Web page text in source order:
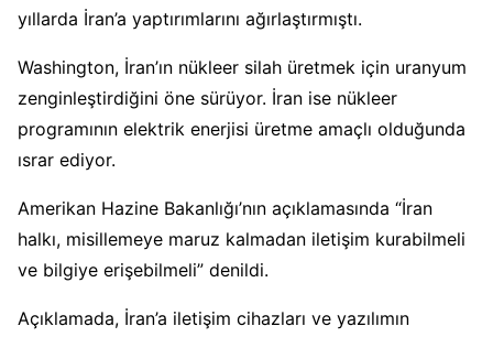
yıllarda İran’a yaptırımlarını ağırlaştırmıştı.
Washington, İran’ın nükleer silah üretmek için uranyum
zenginleştirdiğini öne sürüyor. İran ise nükleer
programının elektrik enerjisi üretme amaçlı olduğunda
ısrar ediyor.
Amerikan Hazine Bakanlığı’nın açıklamasında “İran
halkı, misillemeye maruz kalmadan iletişim kurabilmeli
ve bilgiye erişebilmeli” denildi.
Açıklamada, İran’a iletişim cihazları ve yazılımın